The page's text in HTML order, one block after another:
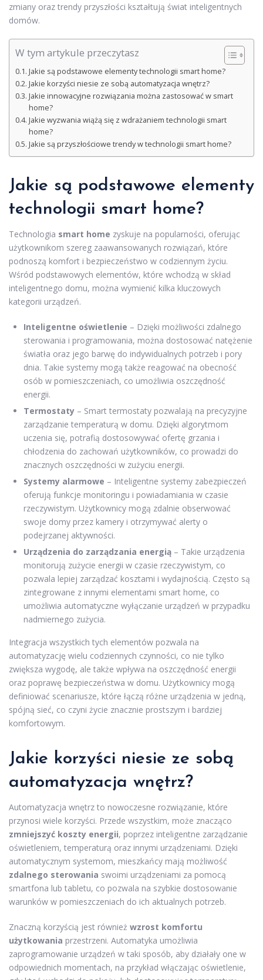
zmiany oraz trendy przyszłości kształtują świat inteligentnych
domów.
W tym artykule przeczytasz
Jakie są podstawowe elementy technologii smart home?
Jakie korzyści niesie ze sobą automatyzacja wnętrz?
Jakie innowacyjne rozwiązania można zastosować w smart
home?
Jakie wyzwania wiążą się z wdrażaniem technologii smart
home?
Jakie są przyszłościowe trendy w technologii smart home?
Jakie są podstawowe elementy
technologii smart home?
Technologia smart home zyskuje na popularności, oferując
użytkownikom szereg zaawansowanych rozwiązań, które
podnoszą komfort i bezpieczeństwo w codziennym życiu.
Wśród podstawowych elementów, które wchodzą w skład
inteligentnego domu, można wymienić kilka kluczowych
kategorii urządzeń.
Inteligentne oświetlenie – Dzięki możliwości zdalnego
sterowania i programowania, można dostosować natężenie
światła oraz jego barwę do indywidualnych potrzeb i pory
dnia. Takie systemy mogą także reagować na obecność
osób w pomieszczeniach, co umożliwia oszczędność
energii.
Termostaty – Smart termostaty pozwalają na precyzyjne
zarządzanie temperaturą w domu. Dzięki algorytmom
uczenia się, potrafią dostosowywać ofertę grzania i
chłodzenia do zachowań użytkowników, co prowadzi do
znacznych oszczędności w zużyciu energii.
Systemy alarmowe – Inteligentne systemy zabezpieczeń
oferują funkcje monitoringu i powiadamiania w czasie
rzeczywistym. Użytkownicy mogą zdalnie obserwować
swoje domy przez kamery i otrzymywać alerty o
podejrzanej aktywności.
Urządzenia do zarządzania energią – Takie urządzenia
monitorują zużycie energii w czasie rzeczywistym, co
pozwala lepiej zarządzać kosztami i wydajnością. Często są
zintegrowane z innymi elementami smart home, co
umożliwia automatyczne wyłączanie urządzeń w przypadku
nadmiernego zużycia.
Integracja wszystkich tych elementów pozwala na
automatyzację wielu codziennych czynności, co nie tylko
zwiększa wygodę, ale także wpływa na oszczędność energii
oraz poprawę bezpieczeństwa w domu. Użytkownicy mogą
definiować scenariusze, które łączą różne urządzenia w jedną,
spójną sieć, co czyni życie znacznie prostszym i bardziej
komfortowym.
Jakie korzyści niesie ze sobą
automatyzacja wnętrz?
Automatyzacja wnętrz to nowoczesne rozwiązanie, które
przynosi wiele korzyści. Przede wszystkim, może znacząco
zmniejszyć koszty energii, poprzez inteligentne zarządzanie
oświetleniem, temperaturą oraz innymi urządzeniami. Dzięki
automatycznym systemom, mieszkańcy mają możliwość
zdalnego sterowania swoimi urządzeniami za pomocą
smartfona lub tabletu, co pozwala na szybkie dostosowanie
warunków w pomieszczeniach do ich aktualnych potrzeb.
Znaczną korzyścią jest również wzrost komfortu
użytkowania przestrzeni. Automatyka umożliwia
zaprogramowanie urządzeń w taki sposób, aby działały one w
odpowiednich momentach, na przykład włączając oświetlenie,